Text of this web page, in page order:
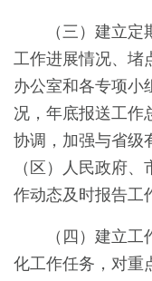
（三）建立
工作进展情况、堵
办公室和各专项小
况，年底报送工作
协调，加强与省级
（区）人民政府
作动态及时报告工
（四）建立
化工作任务，对重